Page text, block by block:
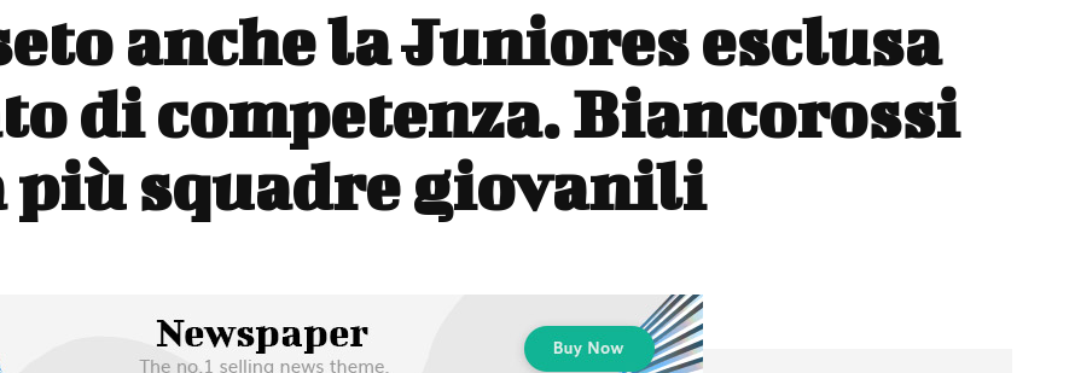
anche la Juniores esclusa
di competenza. Biancorossi
più squadre giovanili